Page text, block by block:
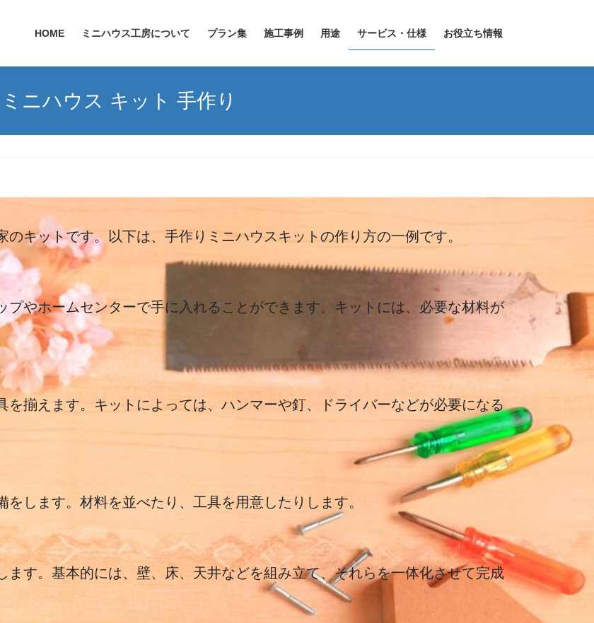
HOME ミニハウス工房について プラン集 施工事例 用途 サービス・仕様 お役立ち情報
ミニハウス キット 手作り
キットです。以下は、手作りミニハウスキットの作り方の一例です。
やホームセンターで手に入れることができます。キットには、必要な材料が
を揃えます。キットによっては、ハンマーや釘、ドライバーなどが必要になる
します。材料を並べたり、工具を用意したりします。
す。基本的には、壁、床、天井などを組み立て、それらを一体化させて完成